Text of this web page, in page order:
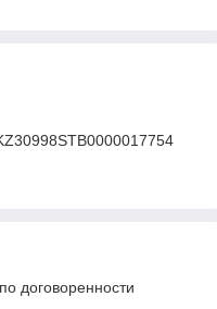
договоренности